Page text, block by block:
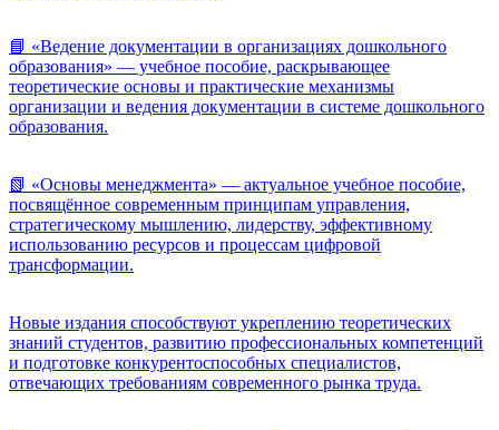
📘 «Ведение документации в организациях дошкольного
образования» — учебное пособие, раскрывающее
теоретические основы и практические механизмы
организации и ведения документации в системе дошкольного
образования.
📗 «Основы менеджмента» — актуальное учебное пособие,
посвящённое современным принципам управления,
стратегическому мышлению, лидерству, эффективному
использованию ресурсов и процессам цифровой
трансформации.
Новые издания способствуют укреплению теоретических
знаний студентов, развитию профессиональных компетенций
и подготовке конкурентоспособных специалистов,
отвечающих требованиям современного рынка труда.